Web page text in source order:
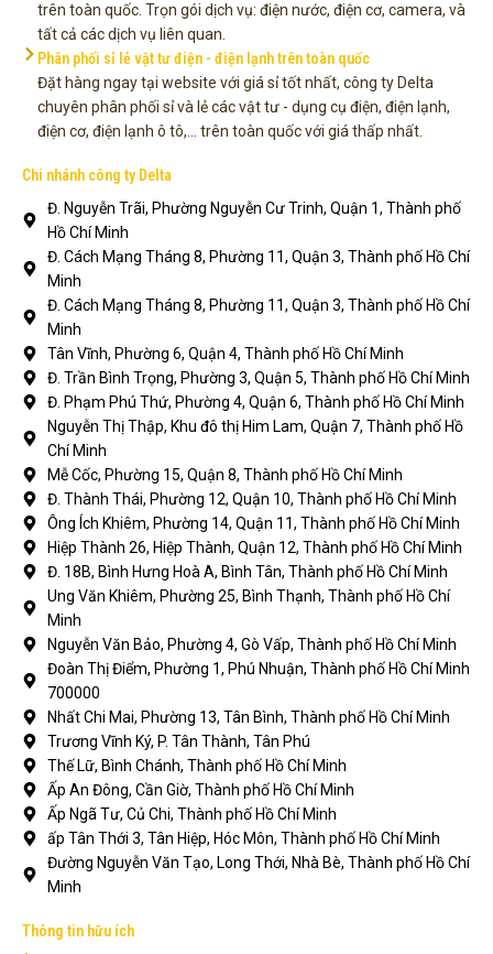
trên toàn quốc. Trọn gói dịch vụ: điện nước, điện cơ, camera, và
tất cả các dịch vụ liên quan.
Phân phối sỉ lẻ vật tư điện - điện lạnh trên toàn quốc
Đặt hàng ngay tại website với giá sỉ tốt nhất, công ty Delta
chuyên phân phối sỉ và lẻ các vật tư - dụng cụ điện, điện lạnh,
điện cơ, điện lạnh ô tô,... trên toàn quốc với giá thấp nhất.
Chi nhánh công ty Delta
Đ. Nguyễn Trãi, Phường Nguyễn Cư Trinh, Quận 1, Thành phố
Hồ Chí Minh
Đ. Cách Mạng Tháng 8, Phường 11, Quận 3, Thành phố Hồ Chí
Minh
Đ. Cách Mạng Tháng 8, Phường 11, Quận 3, Thành phố Hồ Chí
Minh
Tân Vĩnh, Phường 6, Quận 4, Thành phố Hồ Chí Minh
Đ. Trần Bình Trọng, Phường 3, Quận 5, Thành phố Hồ Chí Minh
Đ. Phạm Phú Thứ, Phường 4, Quận 6, Thành phố Hồ Chí Minh
Nguyễn Thị Thập, Khu đô thị Him Lam, Quận 7, Thành phố Hồ
Chí Minh
Mễ Cốc, Phường 15, Quận 8, Thành phố Hồ Chí Minh
Đ. Thành Thái, Phường 12, Quận 10, Thành phố Hồ Chí Minh
Ông Ích Khiêm, Phường 14, Quận 11, Thành phố Hồ Chí Minh
Hiệp Thành 26, Hiệp Thành, Quận 12, Thành phố Hồ Chí Minh
Đ. 18B, Bình Hưng Hoà A, Bình Tân, Thành phố Hồ Chí Minh
Ung Văn Khiêm, Phường 25, Bình Thạnh, Thành phố Hồ Chí
Minh
Nguyễn Văn Bảo, Phường 4, Gò Vấp, Thành phố Hồ Chí Minh
Đoàn Thị Điểm, Phường 1, Phú Nhuận, Thành phố Hồ Chí Minh
700000
Nhất Chi Mai, Phường 13, Tân Bình, Thành phố Hồ Chí Minh
Trương Vĩnh Ký, P. Tân Thành, Tân Phú
Thế Lữ, Bình Chánh, Thành phố Hồ Chí Minh
Ấp An Đông, Cần Giờ, Thành phố Hồ Chí Minh
Ấp Ngã Tư, Củ Chi, Thành phố Hồ Chí Minh
ấp Tân Thới 3, Tân Hiệp, Hóc Môn, Thành phố Hồ Chí Minh
Đường Nguyễn Văn Tạo, Long Thới, Nhà Bè, Thành phố Hồ Chí
Minh
Thông tin hữu ích